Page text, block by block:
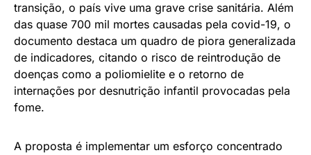
transição, o país vive uma grave crise sanitária. Além
das quase 700 mil mortes causadas pela covid-19, o
documento destaca um quadro de piora generalizada
de indicadores, citando o risco de reintrodução de
doenças como a poliomielite e o retorno de
internações por desnutrição infantil provocadas pela
fome.
A proposta é implementar um esforço concentrado